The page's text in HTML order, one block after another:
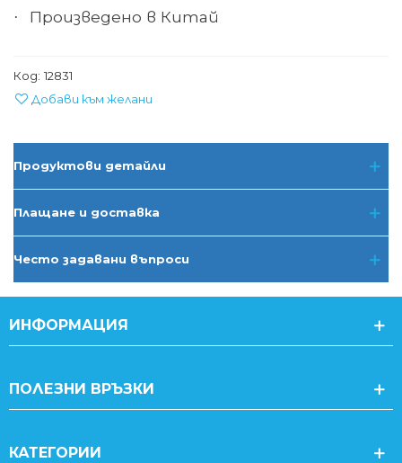
· Произведено в Китай
Код: 12831
Добави към желани
Продуктови детайли
Плащане и доставка
Често задавани въпроси
ИНФОРМАЦИЯ
ПОЛЕЗНИ ВРЪЗКИ
КАТЕГОРИИ